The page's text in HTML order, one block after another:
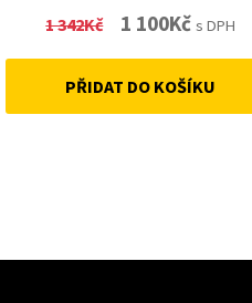
1 342Kč
Original
price
was:
1 100KčCurrent
price
is:
s DPH
PŘIDAT DO KOŠÍKU